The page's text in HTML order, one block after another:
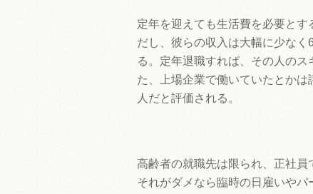
定年を迎えても生活費を必要と
だし、彼らの収入は大幅に少な
る。定年退職すれば、その人の
た、上場企業で働いていたとか
人だと評価される。
高齢者の就職先は限られ、正社員
それがダメなら臨時の日雇いや